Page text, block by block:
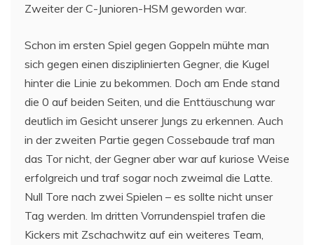
Zweiter der C-Junioren-HSM geworden war.
Schon im ersten Spiel gegen Goppeln mühte man
sich gegen einen disziplinierten Gegner, die Kugel
hinter die Linie zu bekommen. Doch am Ende stand
die 0 auf beiden Seiten, und die Enttäuschung war
deutlich im Gesicht unserer Jungs zu erkennen. Auch
in der zweiten Partie gegen Cossebaude traf man
das Tor nicht, der Gegner aber war auf kuriose Weise
erfolgreich und traf sogar noch zweimal die Latte.
Null Tore nach zwei Spielen – es sollte nicht unser
Tag werden. Im dritten Vorrundenspiel trafen die
Kickers mit Zschachwitz auf ein weiteres Team,